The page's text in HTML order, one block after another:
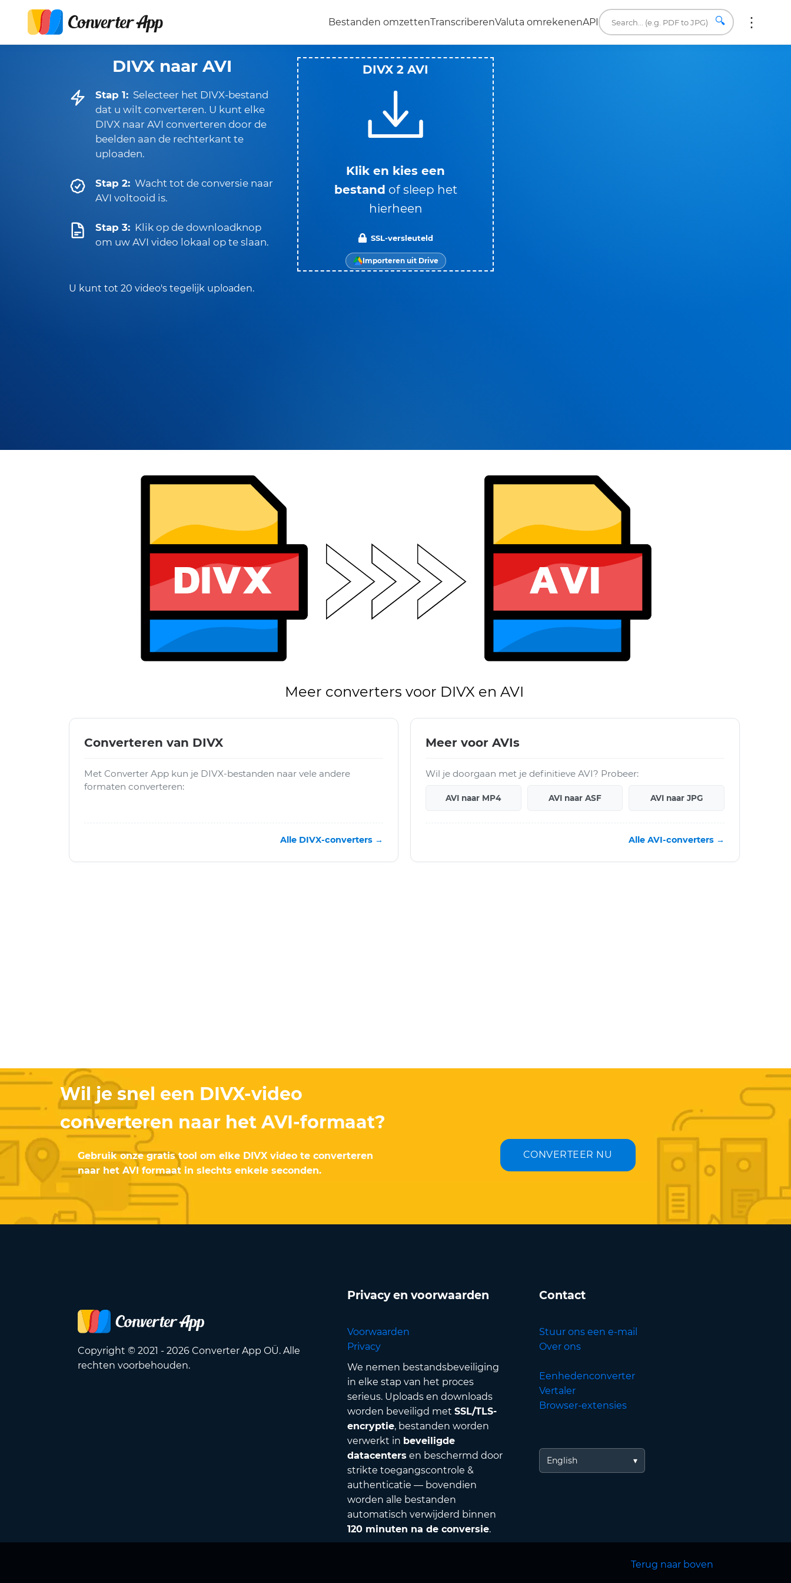
Bestanden omzettenTranscriberenValuta omrekenenAPI 🔍
DIVX naar AVI
Stap 1: Selecteer het DIVX-bestand
dat u wilt converteren. U kunt elke
DIVX naar AVI converteren door de
beelden aan de rechterkant te
uploaden.
Stap 2: Wacht tot de conversie naar
AVI voltooid is.
Stap 3: Klik op de downloadknop
om uw AVI video lokaal op te slaan.
U kunt tot 20 video's tegelijk uploaden.
DIVX 2 AVI
Klik en kies een
bestand of sleep het
hierheen
SSL-versleuteld
Importeren uit Drive
Meer converters voor DIVX en AVI
Converteren van DIVX
Met Converter App kun je DIVX-bestanden naar vele andere
formaten converteren:
Alle DIVX-converters →
Meer voor AVIs
Wil je doorgaan met je definitieve AVI? Probeer:
AVI naar MP4 AVI naar ASF AVI naar JPG
Alle AVI-converters →
Wil je snel een DIVX-video
converteren naar het AVI-formaat?
Gebruik onze gratis tool om elke DIVX video te converteren
naar het AVI formaat in slechts enkele seconden.
CONVERTEER NU
Copyright © 2021 - 2026 Converter App OÜ. Alle
rechten voorbehouden.
Privacy en voorwaarden
Voorwaarden
Privacy
We nemen bestandsbeveiliging
in elke stap van het proces
serieus. Uploads en downloads
worden beveiligd met SSL/TLS-
encryptie, bestanden worden
verwerkt in beveiligde
datacenters en beschermd door
strikte toegangscontrole &
authenticatie — bovendien
worden alle bestanden
automatisch verwijderd binnen
120 minuten na de conversie.
Contact
Stuur ons een e-mail
Over ons
Eenhedenconverter
Vertaler
Browser-extensies
English
Terug naar boven